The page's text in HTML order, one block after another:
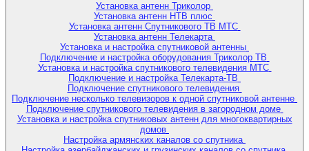
Установка антенн Триколор
Установка антенн НТВ плюс
Установка антенн Спутникового ТВ МТС
Установка антенн Телекарта
Установка и настройка спутниковой антенны
Подключение и настройка оборудования Триколор ТВ
Установка и настройка спутникового телевидения МТС
Подключение и настройка Телекарта-ТВ
Подключение спутникового телевидения
Подключение несколько телевизоров к одной спутниковой антенне
Подключение спутникового телевидения в загородном доме
Установка и настройка спутниковых антенн для многоквартирных
домов
Настройка армянских каналов со спутника